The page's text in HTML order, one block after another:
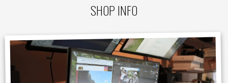
SHOP INFO